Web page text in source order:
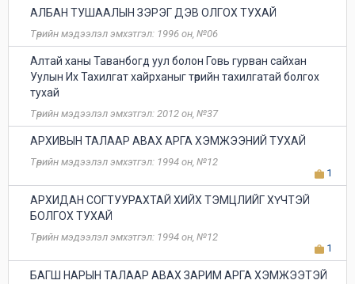
АЛБАН ТУШААЛЫН ЗЭРЭГ ДЭВ ОЛГОХ ТУХАЙ
Төрийн мэдээлэл эмхэтгэл: 1996 он, №06
Алтай ханы Таванбогд уул болон Говь гурван сайхан
Уулын Их Тахилгат хайрханыг төрийн тахилгатай болгох
тухай
Төрийн мэдээлэл эмхэтгэл: 2012 он, №37
АРХИВЫН ТАЛААР АВАХ АРГА ХЭМЖЭЭНИЙ ТУХАЙ
Төрийн мэдээлэл эмхэтгэл: 1994 он, №12
1
АРХИДАН СОГТУУРАХТАЙ ХИЙХ ТЭМЦЛИЙГ ХҮЧТЭЙ
БОЛГОХ ТУХАЙ
Төрийн мэдээлэл эмхэтгэл: 1994 он, №12
1
БАГШ НАРЫН ТАЛААР АВАХ ЗАРИМ АРГА ХЭМЖЭЭТЭЙ